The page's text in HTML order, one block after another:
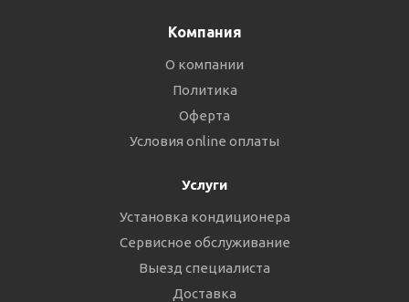
Компания
О компании
Политика
Оферта
Условия online оплаты
Услуги
Установка кондиционера
Сервисное обслуживание
Выезд специалиста
Доставка